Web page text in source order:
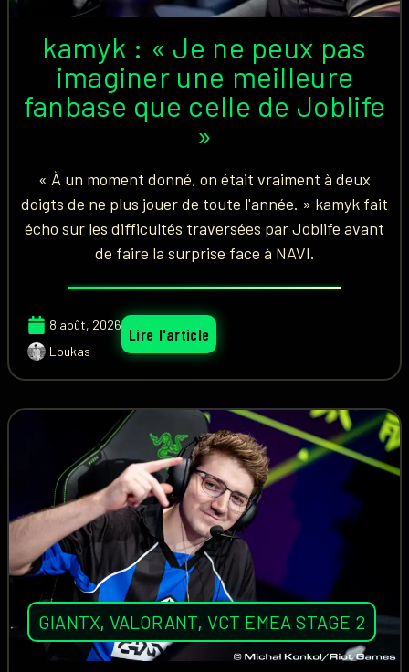
kamyk : « Je ne peux pas
imaginer une meilleure
fanbase que celle de Joblife
»
« À un moment donné, on était vraiment à deux
doigts de ne plus jouer de toute l'année. » kamyk fait
écho sur les difficultés traversées par Joblife avant
de faire la surprise face à NAVI.
8 août, 2026
Loukas
Lire l'article
GIANTX, VALORANT, VCT EMEA STAGE 2